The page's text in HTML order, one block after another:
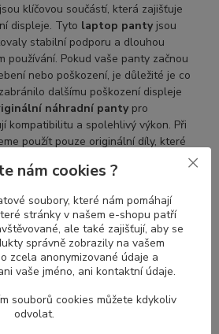
jsou klíčovou součástí, která zajišťuje
displeje. Tyto laptop pantyjsou
stabilní podporu a dlouhou
používání. Pokud vaše panty začnou
nebo poškození, je důležité je co
dalšímu poškození displeje
náhradní pantypro
kompatibilitu a spolehlivý výkon. Při
použít pouze originální díly, které
LCD pantů displeje
či prasklého pantu u notebooku
uživatelské příručky (manuálu)
společnosti DELL (support.dell.com),
kroků pro výměnu
nám cookies ?
soubory, které nám pomáhají
stránky v našem e-shopu patří
ale také zajišťují, aby se
správně zobrazily na vašem
zcela anonymizované údaje a
vaše jméno, ani kontaktní údaje.
souborů cookies můžete kdykoliv
odvolat.